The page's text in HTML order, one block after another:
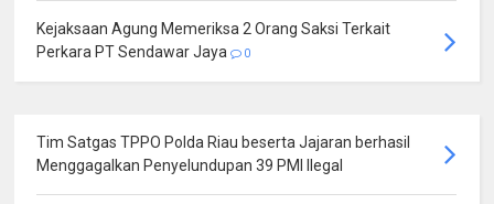
Kejaksaan Agung Memeriksa 2 Orang Saksi Terkait
Perkara PT Sendawar Jaya
0
Tim Satgas TPPO Polda Riau beserta Jajaran berhasil
Menggagalkan Penyelundupan 39 PMI Ilegal